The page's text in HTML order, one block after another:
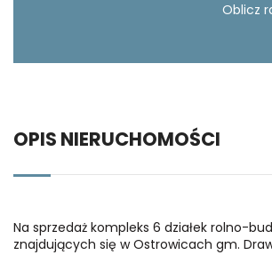
Oblicz
OPIS NIERUCHOMOŚCI
Na sprzedaż kompleks 6 działek rolno-
znajdujących się w Ostrowicach gm.